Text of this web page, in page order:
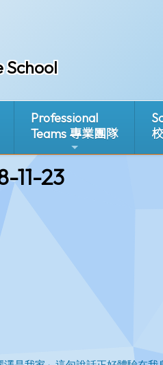
School
Professional
Teams 專業團隊
11-23